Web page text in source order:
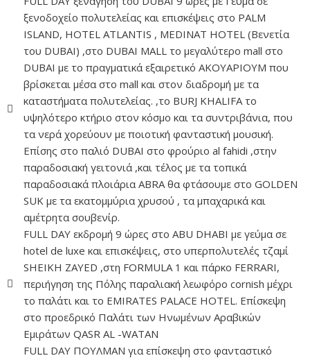
ξενοδοχείο πολυτελείας και επισκέψεις στο PALM
ISLAND, HOTEL ATLANTIS , ΜEDINAT HOTEL (Βενετία
του DUBAI) ,στο DUBAI MALL το μεγαλύτερο mall στο
DUBAI με το πραγματικά εξαιρετικό ΑΚΟΥΑΡΙΟΥΜ που
βρίσκεται μέσα στο mall και στον διαδρομή με τα
καταστήματα πολυτελείας. ,το BURJ KHALIFA το
υψηλότερο κτήριο στον κόσμο και τα συντριβάνια, που
τα νερά χορεύουν με ποιοτική φανταστική μουσική.
Επίσης στο παλιό DUBAI στο φρούριο al fahidi ,στην
παραδοσιακή γειτονιά ,και τέλος με τα τοπικά
παραδοσιακά πλοιάρια ABRA θα φτάσουμε στο GOLDEN
SUΚ με τα εκατομμύρια χρυσού , τα μπαχαρικά και
αμέτρητα σουβενίρ.
FULL DAY εκδρομή 9 ώρες στο ABU DHABI με γεύμα σε
hotel de luxe και επισκέψεις, στο υπερπολυτελές τζαμί
SHEIKH ZAYED ,στη FORMULA 1 και πάρκο FERRARI,
περιήγηση της Πόλης παραλιακή λεωφόρο cornish μέχρι
το παλάτι και το EMIRATES PALACE HOTEL. Επίσκεψη
στο προεδρικό Παλάτι των Ηνωμένων Αραβικών
Εμιράτων QASR AL -WATAN
FULL DAY ΠΟΥΛΜΑΝ για επίσκεψη στο φανταστικό